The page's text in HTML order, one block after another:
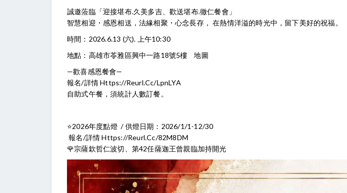
誠邀蒞臨「迎接堪布.久美多吉、歡送堪布.徹仁餐會」
智慧相迎・感恩相送，法緣相聚・心念長存， 在熱情洋溢的時光中，留下美好的祝福。
時間：2026.6.13 (六). 上午10:30
地點：高雄市苓雅區興中一路18號5樓地圖
—歡喜感恩餐會—
報名/詳情Https://reurl.cc/lpnLYA
自助式午餐，須統計人數訂餐。
⭐2026年度點燈 / 供燈日期：2026/1/1-12/30
報名/詳情Https://reurl.cc/82M8DM
🌹宗薩欽哲仁波切、第42任薩迦王曾親臨加持開光